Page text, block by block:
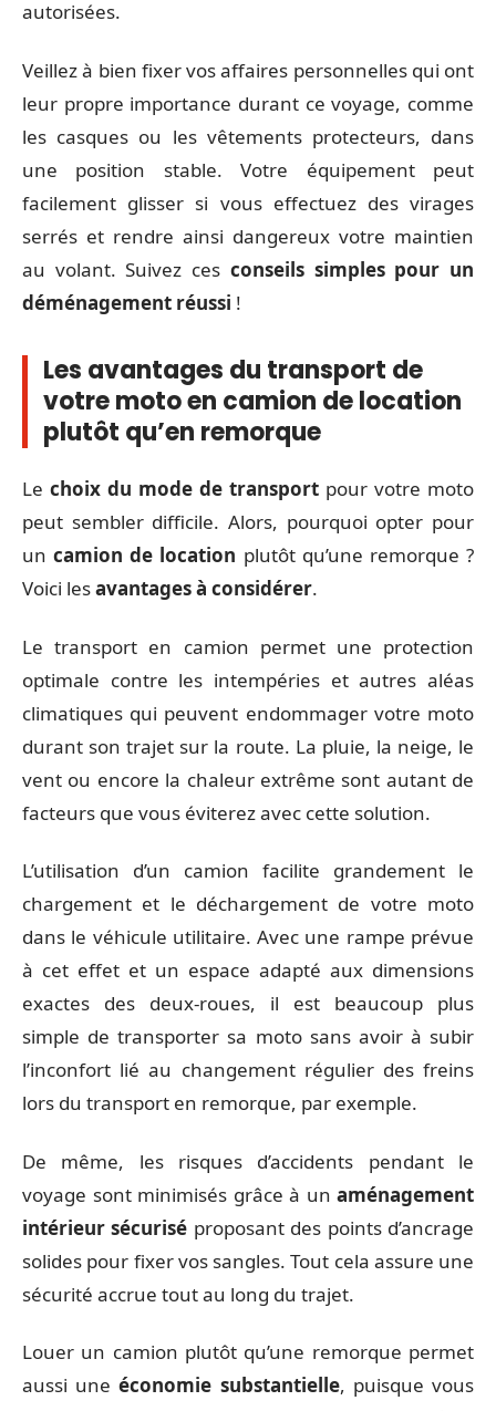
autorisées.
Veillez à bien fixer vos affaires personnelles qui ont
leur propre importance durant ce voyage, comme
les casques ou les vêtements protecteurs, dans
une position stable. Votre équipement peut
facilement glisser si vous effectuez des virages
serrés et rendre ainsi dangereux votre maintien
au volant. Suivez ces conseils simples pour un
déménagement réussi !
Les avantages du transport de
votre moto en camion de location
plutôt qu’en remorque
Le choix du mode de transport pour votre moto
peut sembler difficile. Alors, pourquoi opter pour
uncamion de location plutôt qu’une remorque ?
Voici lesavantages à considérer.
Le transport en camion permet une protection
optimale contre les intempéries et autres aléas
climatiques qui peuvent endommager votre moto
durant son trajet sur la route. La pluie, la neige, le
vent ou encore la chaleur extrême sont autant de
facteurs que vous éviterez avec cette solution.
L’utilisation d’un camion facilite grandement le
chargement et le déchargement de votre moto
dans le véhicule utilitaire. Avec une rampe prévue
à cet effet et un espace adapté aux dimensions
exactes des deux-roues, il est beaucoup plus
simple de transporter sa moto sans avoir à subir
l’inconfort lié au changement régulier des freins
lors du transport en remorque, par exemple.
De même, les risques d’accidents pendant le
voyage sont minimisés grâce à un aménagement
intérieur sécurisé proposant des points d’ancrage
solides pour fixer vos sangles. Tout cela assure une
sécurité accrue tout au long du trajet.
Louer un camion plutôt qu’une remorque permet
aussi uneéconomie substantielle, puisque vous